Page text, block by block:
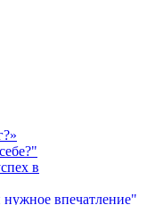
в
впечатление"